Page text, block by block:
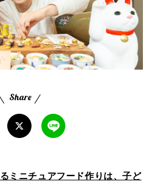
ミニチュアフード作りは、子ど